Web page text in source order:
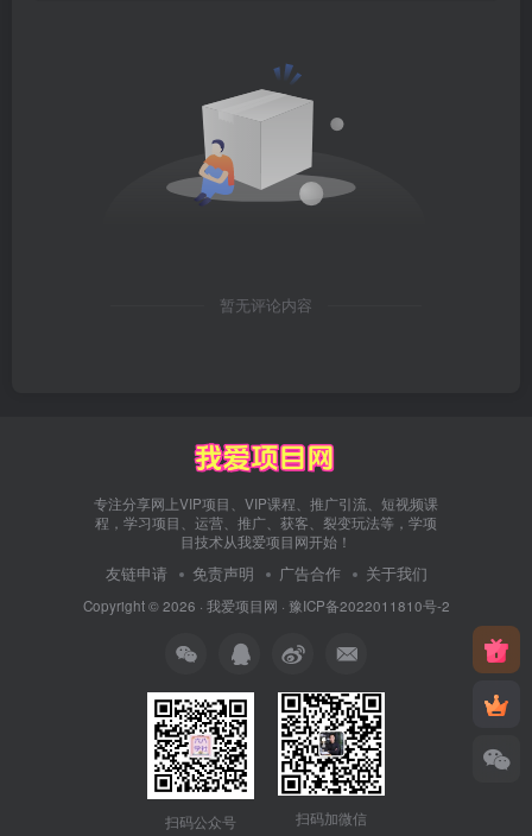
暂无评论内容
专注分享网上VIP项目、VIP课程、推广引流、短视频课
程，学习项目、运营、推广、获客、裂变玩法等，学项
目技术从我爱项目网开始！
友链申请 免责声明 广告合作 关于我们
Copyright © 2026 · 我爱项目网 · 豫ICP备2022011810号-2
扫码公众号 扫码加微信